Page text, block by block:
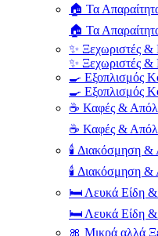
🏠 Τα
🏠 Τα
✨ Ξεχωριστές
✨ Ξεχωριστές
🍳 Εξοπλισμός
🍳 Εξοπλισμός
☕ Καφές &
☕ Καφές &
🕯️ Διακόσμηση &
🕯️ Διακόσμηση &
🛏️ Λευκά Είδη &
🛏️ Λευκά Είδη &
🎀 Μικρά αλλά